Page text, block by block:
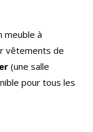
meuble à
vêtements de
(une salle
pour tous les